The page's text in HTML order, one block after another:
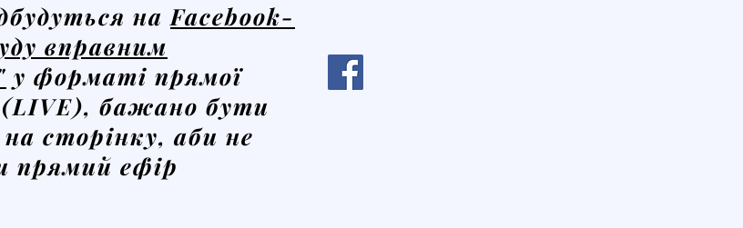
на Facebook-
вправним
у форматі прямої
(LIVE), бажано бути
сторінку, аби не
прямий ефір